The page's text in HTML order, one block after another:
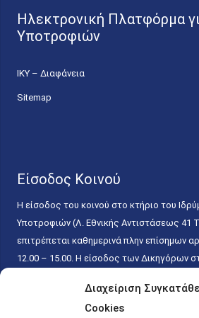
Διαχείριση
Cookies
Ηλεκτρονική Πλατφόρμα
Υποτροφιών
ΙΚΥ – Διαφάνεια
Sitemap
Είσοδος Κοινού
Η είσοδος του κοινού στο κτήριο του
Υποτροφιών (Λ. Εθνικής Αντιστάσεως 41
επιτρέπεται καθημερινά πλην επίσημων
12.00 – 15.00. Η είσοδος των Δικηγόρων
κάθε εργάσιμη ημέρα και ώρα χωρίς
περιορισμό. Η είσοδος του κοινού ειδικά